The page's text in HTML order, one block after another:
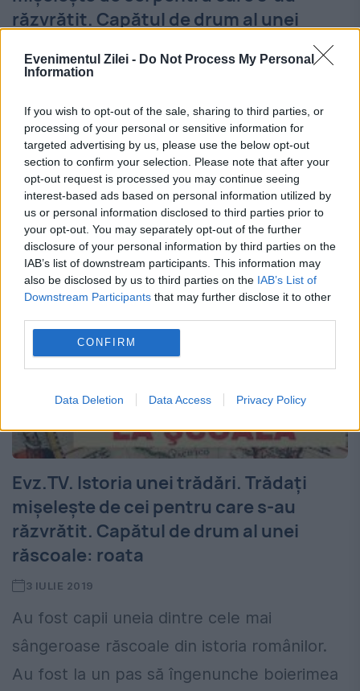
Evenimentul Zilei - Do Not Process My Personal
Information
If you wish to opt-out of the sale, sharing to third parties, or
processing of your personal or sensitive information for
targeted advertising by us, please use the below opt-out
section to confirm your selection. Please note that after your
opt-out request is processed you may continue seeing
interest-based ads based on personal information utilized by
us or personal information disclosed to third parties prior to
your opt-out. You may separately opt-out of the further
disclosure of your personal information by third parties on the
IAB’s list of downstream participants. This information may
also be disclosed by us to third parties on the IAB’s List of
Downstream Participants that may further disclose it to other
CONFIRM
Data Deletion Data Access Privacy Policy
răzvrătit. Capătul de drum al unei
3 IULIE 2019
Au fost capii uneia dintre cele mai
sângeroase răscoale din istoria românilor.
Au fost la un pas să îngenunche boierimea
împotriva căreia s-au răsculat. Au fost
împiedicați, însă, tocmai de...
Evz.TV. Istoria unei trădări. Trădați
mișelește de cei pentru care s-au
răzvrătit. Capătul de drum al unei
răscoale: roata
3 IULIE 2019
Au fost capii uneia dintre cele mai
sângeroase răscoale din istoria românilor.
Au fost la un pas să îngenunche boierimea